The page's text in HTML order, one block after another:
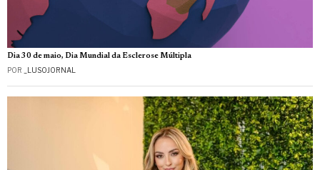
Dia 30 de maio, Dia Mundial da Esclerose Múltipla
POR _LUSOJORNAL